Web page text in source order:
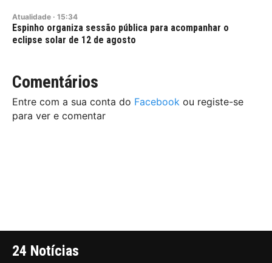
Atualidade · 15:34
Espinho organiza sessão pública para acompanhar o
eclipse solar de 12 de agosto
Comentários
Entre com a sua conta do Facebook ou registe-se
para ver e comentar
24 Notícias